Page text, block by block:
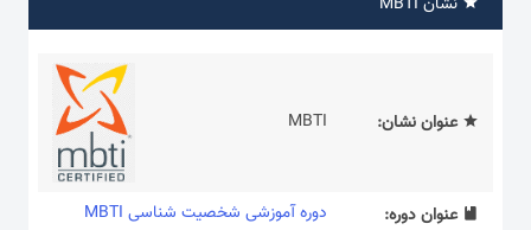
عنوان نشان: MBTI
عنوان دوره:
دوره آموزشی شخصیت شناسی MBTI